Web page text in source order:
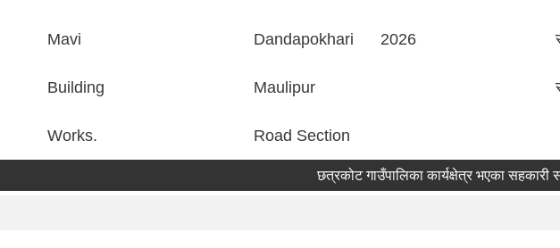
Mavi
Building
Works.
Dandapokhari
Maulipur
Road Section
2026
छत्रकोट गाउँपालिका कार्यक्षेत्र भएका सहकारी